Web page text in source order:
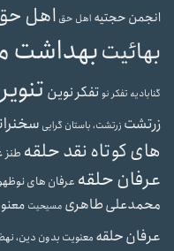
انجمن حجتیه اهل حق اهل
بهائیتبهداشت
گنابادیه تفکر نوتفکر نوین تنویر
زرتشت زرتشت، باستان گرایی
های کوتاه نقد حلقه طنز
عرفان حلقه عرفان های
محمدعلی طاهری مسیحیت
عرفان حلقه معنویت بدون دین،